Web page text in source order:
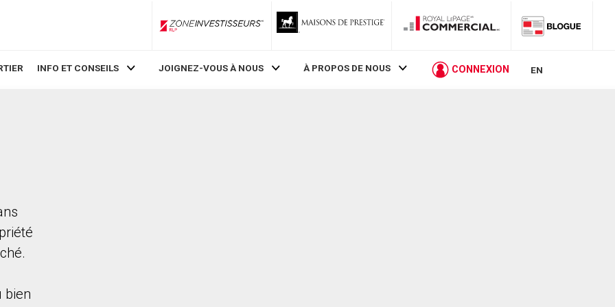
ZoneInvestisseurs RLP
INFO ET CONSEILS JOIGNEZ-VOUS À NOUS À PROPOS DE NOUS CONNEXION EN